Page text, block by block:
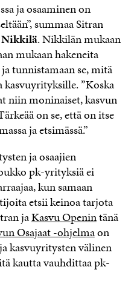
ja osaaminen on
summaa Sitran
. Nikkilän mukaan
mukaan hakeneita
tunnistamaan se, mitä
kasvuyrityksille. ”Koska
niin moninaiset, kasvun
on se, että on itse
ja etsimässä.”
ja osaajien
pk-yrityksiä ei
kun samaan
etsii keinoa tarjota
jaKasvu Openintänä
Osajaat -ohjelmaon
kasvuyritysten välinen
kautta vauhdittaa pk-